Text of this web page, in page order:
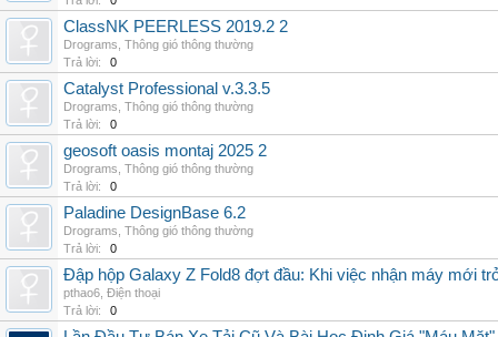
ClassNK PEERLESS 2019.2 2
Drograms Thông gió thông thường
Trả lời:
0
Catalyst Professional v.3.3.5
Drograms Thông gió thông thường
Trả lời:
0
geosoft oasis montaj 2025 2
Drograms Thông gió thông thường
Trả lời:
0
Paladine DesignBase 6.2
Drograms Thông gió thông thường
Trả lời:
0
Đập hộp Galaxy Z Fold8 đợt đầu: Khi việc nhận máy mới
pthao6 Điện thoại
Trả lời:
0